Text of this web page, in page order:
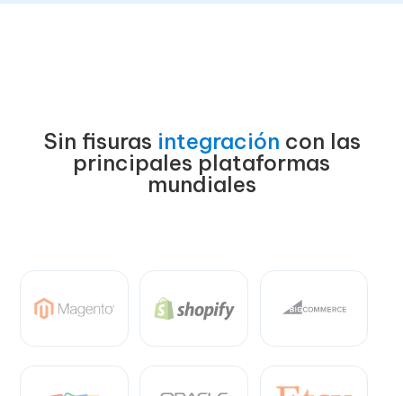
Sin fisuras integración con las
principales plataformas
mundiales